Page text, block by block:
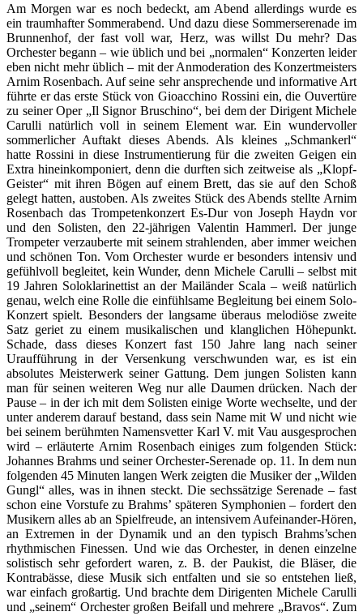
Am Morgen war es noch bedeckt, am Abend allerdings wurde es
ein traumhafter Sommerabend. Und dazu diese Sommerserenade im
Brunnenhof, der fast voll war, Herz, was willst Du mehr? Das
Orchester begann – wie üblich und bei „normalen“ Konzerten leider
eben nicht mehr üblich – mit der Anmoderation des Konzertmeisters
Arnim Rosenbach. Auf seine sehr ansprechende und informative Art
führte er das erste Stück von Gioacchino Rossini ein, die Ouvertüre
zu seiner Oper „Il Signor Bruschino“, bei dem der Dirigent Michele
Carulli natürlich voll in seinem Element war. Ein wundervoller
sommerlicher Auftakt dieses Abends. Als kleines „Schmankerl“
hatte Rossini in diese Instrumentierung für die zweiten Geigen ein
Extra hineinkomponiert, denn die durften sich zeitweise als „Klopf-
Geister“ mit ihren Bögen auf einem Brett, das sie auf den Schoß
gelegt hatten, austoben. Als zweites Stück des Abends stellte Arnim
Rosenbach das Trompetenkonzert Es-Dur von Joseph Haydn vor
und den Solisten, den 22-jährigen Valentin Hammerl. Der junge
Trompeter verzauberte mit seinem strahlenden, aber immer weichen
und schönen Ton. Vom Orchester wurde er besonders intensiv und
gefühlvoll begleitet, kein Wunder, denn Michele Carulli – selbst mit
19 Jahren Soloklarinettist an der Mailänder Scala – weiß natürlich
genau, welch eine Rolle die einfühlsame Begleitung bei einem Solo-
Konzert spielt. Besonders der langsame überaus melodiöse zweite
Satz geriet zu einem musikalischen und klanglichen Höhepunkt.
Schade, dass dieses Konzert fast 150 Jahre lang nach seiner
Uraufführung in der Versenkung verschwunden war, es ist ein
absolutes Meisterwerk seiner Gattung. Dem jungen Solisten kann
man für seinen weiteren Weg nur alle Daumen drücken. Nach der
Pause – in der ich mit dem Solisten einige Worte wechselte, und der
unter anderem darauf bestand, dass sein Name mit W und nicht wie
bei seinem berühmten Namensvetter Karl V. mit Vau ausgesprochen
wird – erläuterte Arnim Rosenbach einiges zum folgenden Stück:
Johannes Brahms und seiner Orchester-Serenade op. 11. In dem nun
folgenden 45 Minuten langen Werk zeigten die Musiker der „Wilden
Gungl“ alles, was in ihnen steckt. Die sechssätzige Serenade – fast
schon eine Vorstufe zu Brahms’ späteren Symphonien – fordert den
Musikern alles ab an Spielfreude, an intensivem Aufeinander-Hören,
an Extremen in der Dynamik und an den typisch Brahms’schen
rhythmischen Finessen. Und wie das Orchester, in denen einzelne
solistisch sehr gefordert waren, z. B. der Paukist, die Bläser, die
Kontrabässe, diese Musik sich entfalten und sie so entstehen ließ,
war einfach großartig. Und brachte dem Dirigenten Michele Carulli
und „seinem“ Orchester großen Beifall und mehrere „Bravos“. Zum